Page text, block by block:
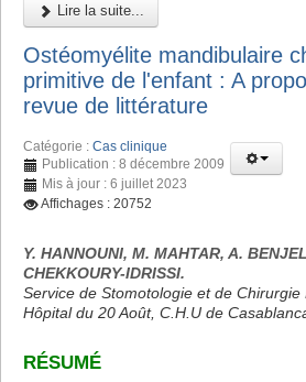
Lire la suite...
Ostéomyélite mandibulaire
primitive de l'enfant : A
revue de littérature
Catégorie : Cas clinique
Publication : 8 décembre 2009
Mis à jour : 6 juillet 2023
Affichages : 20752
Y. HANNOUNI, M. MAHTAR, A.
CHEKKOURY-IDRISSI.
Service de Stomotologie et de Chirurgie
Hôpital du 20 Août, C.H.U de
RÉSUMÉ